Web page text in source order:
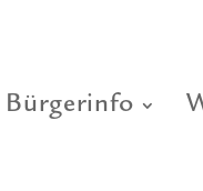
Bürgerinfo